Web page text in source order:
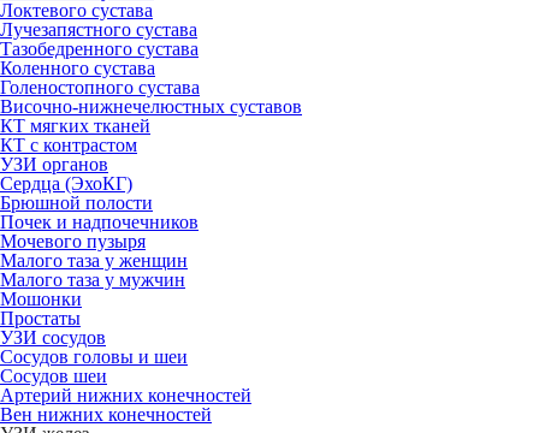
Локтевого сустава
Лучезапястного сустава
Тазобедренного сустава
Коленного сустава
Голеностопного сустава
Височно-нижнечелюстных суставов
КТ мягких тканей
КТ с контрастом
УЗИ органов
Сердца (ЭхоКГ)
Брюшной полости
Почек и надпочечников
Мочевого пузыря
Малого таза у женщин
Малого таза у мужчин
Мошонки
Простаты
УЗИ сосудов
Сосудов головы и шеи
Сосудов шеи
Артерий нижних конечностей
Вен нижних конечностей